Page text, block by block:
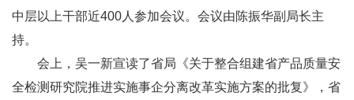
中层以上干部近400人参加会议。会议由陈振华副局长主
持。
会上，吴一新宣读了省局《关于整合组建省产品质量安
全检测研究院推进实施事企分离改革实施方案的批复》，省